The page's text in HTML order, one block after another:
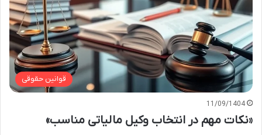
قوانین حقوقی
11/09/1404
«نکات مهم در انتخاب وکیل مالیاتی مناسب»